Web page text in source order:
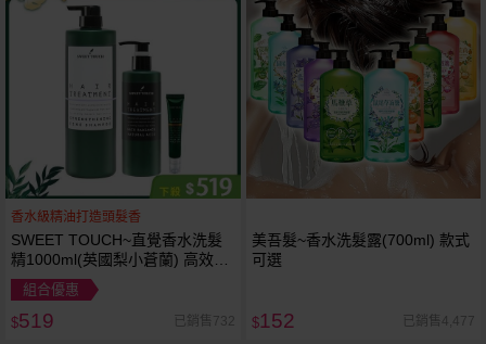
香水級精油打造頭髮香
SWEET TOUCH~直覺香水洗髮
精1000ml(英國梨小蒼蘭) 高效柔
順護髮果酸一點靈300ml 橄欖葉
精華養髮凝膠20ml 組合款
組合優惠
$519 已銷售732
美吾髮~香水洗髮露(700ml) 款式
可選
$152 已銷售4,477